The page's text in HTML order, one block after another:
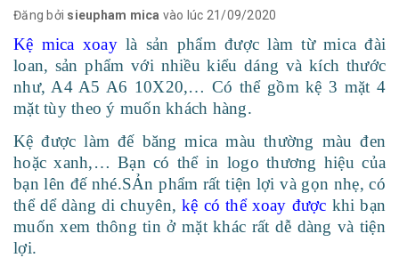
Đăng bởi sieupham mica vào lúc 21/09/2020
Kệ mica xoaylà sản phẩm được làm từ mica đài
loan, sản phẩm với nhiều kiểu dáng và kích thước
như, A4 A5 A6 10X20,… Có thể gồm kệ 3 mặt 4
mặt tùy theo ý muốn khách hàng.
Kệ được làm đế băng mica màu thường màu đen
hoặc xanh,… Bạn có thể in logo thương hiệu của
bạn lên đế nhé.SẢn phẩm rất tiện lợi và gọn nhẹ, có
thể dể dàng di chuyên,kệ có thể xoay được khi bạn
muốn xem thông tin ở mặt khác rất dễ dàng và tiện
lợi.